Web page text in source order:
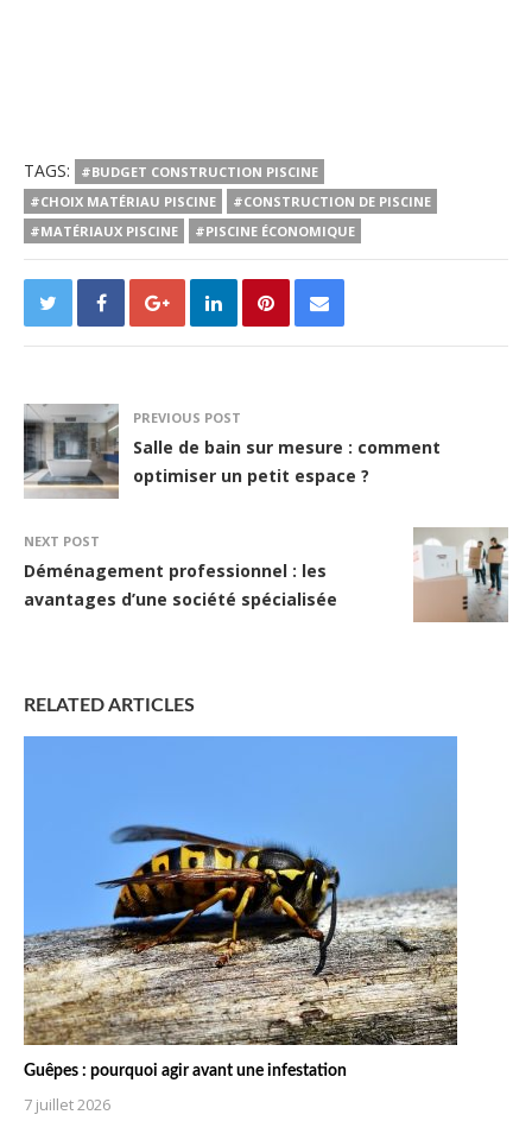
TAGS:
#BUDGET CONSTRUCTION PISCINE
#CHOIX MATÉRIAU PISCINE
#CONSTRUCTION DE PISCINE
#MATÉRIAUX PISCINE
#PISCINE ÉCONOMIQUE
PREVIOUS POST
Salle de bain sur mesure : comment
optimiser un petit espace ?
NEXT POST
Déménagement professionnel : les
avantages d’une société spécialisée
RELATED ARTICLES
Guêpes : pourquoi agir avant une infestation
7 juillet 2026